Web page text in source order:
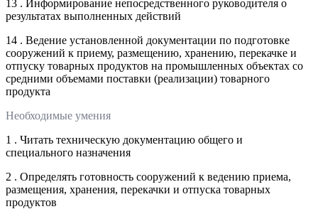
13 . Информирование непосредственного руководителя о
результатах выполненных действий
14 . Ведение установленной документации по подготовке
сооружений к приему, размещению, хранению, перекачке и
отпуску товарных продуктов на промышленных объектах со
средними объемами поставки (реализации) товарного
продукта
Необходимые умения
1 . Читать техническую документацию общего и
специального назначения
2 . Определять готовность сооружений к ведению приема,
размещения, хранения, перекачки и отпуска товарных
продуктов